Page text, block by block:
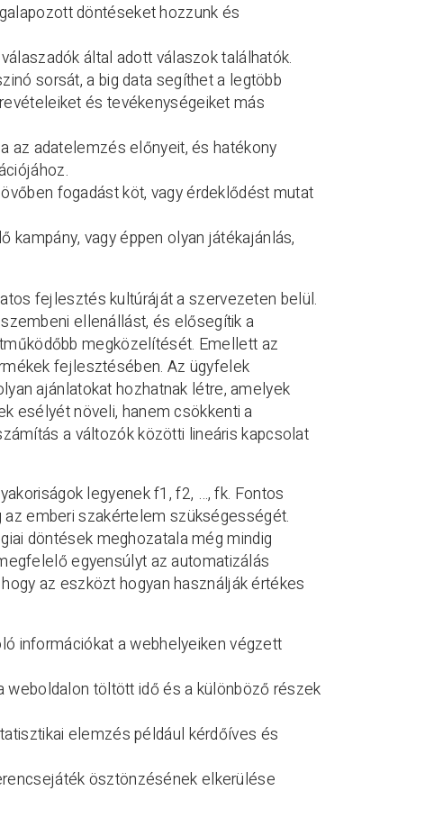
döntéseket hozzunk és
által adott válaszok találhatók.
sorsát, a big data segíthet a legtöbb
és tevékenységeiket más
az adatelemzés előnyeit, és hatékony
fogadást köt, vagy érdeklődést mutat
vagy éppen olyan játékajánlás,
fejlesztés kultúráját a szervezeten belül.
ellenállást, és elősegítik a
megközelítését. Emellett az
fejlesztésében. Az ügyfelek
ajánlatokat hozhatnak létre, amelyek
esélyét növeli, hanem csökkenti a
a változók közötti lineáris kapcsolat
legyenek f1, f2, …, fk. Fontos
emberi szakértelem szükségességét.
döntések meghozatala még mindig
egyensúlyt az automatizálás
az eszközt hogyan használják értékes
információkat a webhelyeiken végzett
weboldalon töltött idő és a különböző részek
elemzés például kérdőíves és
ösztönzésének elkerülése